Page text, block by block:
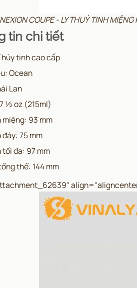
COUPE - LY THUỶ TINH
tin chi tiết
tinh cao cấp
Ocean
Lan
½ oz (215ml)
93 mm
75 mm
đa: 97 mm
thể: 144 mm